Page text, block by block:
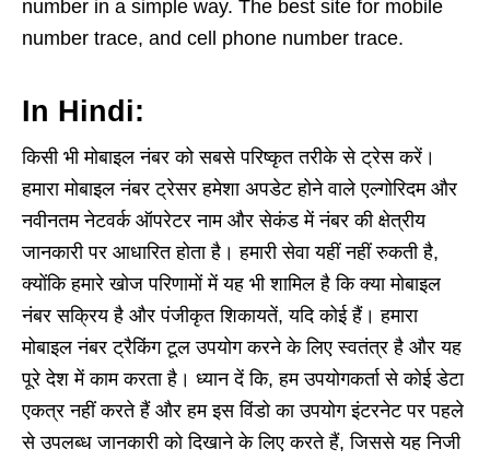
number in a simple way. The best site for mobile
number trace, and cell phone number trace.
In Hindi:
किसी भी मोबाइल नंबर को सबसे परिष्कृत तरीके से ट्रेस करें।
हमारा मोबाइल नंबर ट्रेसर हमेशा अपडेट होने वाले एल्गोरिदम और
नवीनतम नेटवर्क ऑपरेटर नाम और सेकंड में नंबर की क्षेत्रीय
जानकारी पर आधारित होता है। हमारी सेवा यहीं नहीं रुकती है,
क्योंकि हमारे खोज परिणामों में यह भी शामिल है कि क्या मोबाइल
नंबर सक्रिय है और पंजीकृत शिकायतें, यदि कोई हैं। हमारा
मोबाइल नंबर ट्रैकिंग टूल उपयोग करने के लिए स्वतंत्र है और यह
पूरे देश में काम करता है। ध्यान दें कि, हम उपयोगकर्ता से कोई डेटा
एकत्र नहीं करते हैं और हम इस विंडो का उपयोग इंटरनेट पर पहले
से उपलब्ध जानकारी को दिखाने के लिए करते हैं, जिससे यह निजी